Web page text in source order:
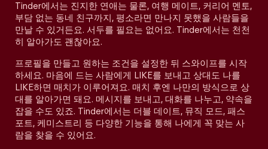
Tinder에서는 진지한 연애는 물론, 여행 메이트, 커리어 멘토,
부담 없는 동네 친구까지, 평소라면 만나지 못했을 사람들을
만날 수 있거든요. 서두를 필요는 없어요. Tinder에서는 천천
히 알아가도 괜찮아요.
프로필을 만들고 원하는 조건을 설정한 뒤 스와이프를 시작
하세요. 마음에 드는 사람에게 LIKE를 보내고 상대도 나를
LIKE하면 매치가 이루어져요. 매치 후엔 나만의 방식으로 상
대를 알아가면 돼요. 메시지를 보내고, 대화를 나누고, 약속을
잡을 수도 있죠. Tinder에서는 더블 데이트, 뮤직 모드, 패스
포트, 케미스트리 등 다양한 기능을 통해 나에게 꼭 맞는 사
람을 찾을 수 있어요.